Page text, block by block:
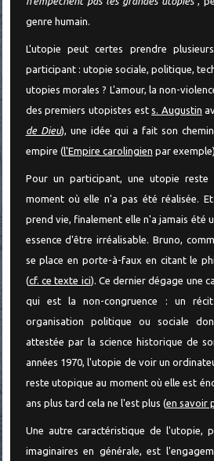
genre humain.
L'utopie peut certes prendre
participant : utopie sociale, politique,
utopies morales ? L'amour, la non-
des premiers utopistes ests. Augustin
de Dieu), une idée qui a fait son
empire (l'Empire carolingien par
Pour un participant, une utopie
moment où elle n'a pas été réalisée.
prend vie, finalement elle n'a jamais été
essence d'être irréalisable. Bruno,
se place en porte-à-faux en citant le
(cf. ce texte ici). Ce dernier dégage une
qui est la non-congruence : un
organisation politique ou sociale
attestée par la science historique de
années 1970, l'utopie de voir un
reste utopique au moment où elle est
ans plus tard cela ne l'est plus (en savoir
Une autre caractéristique de l'utopie,
imaginaires en générale, est